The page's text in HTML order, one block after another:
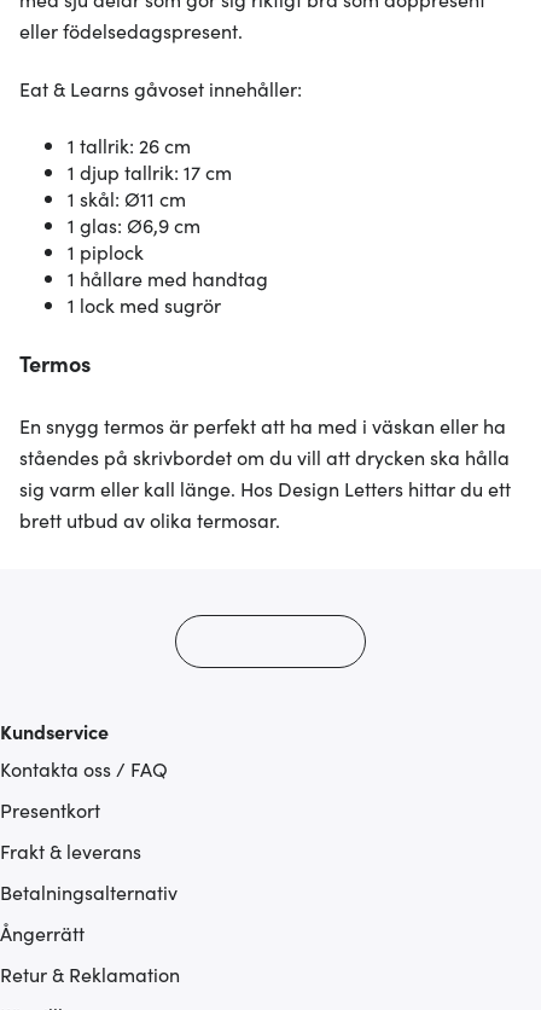
eller födelsedagspresent.
Eat & Learns gåvoset innehåller:
1 tallrik: 26 cm
1 djup tallrik: 17 cm
1 skål: Ø11 cm
1 glas: Ø6,9 cm
1 piplock
1 hållare med handtag
1 lock med sugrör
Termos
En snygg termos är perfekt att ha med i väskan eller ha
ståendes på skrivbordet om du vill att drycken ska hålla
sig varm eller kall länge. Hos Design Letters hittar du ett
brett utbud av olika termosar.
Kundservice
Kontakta oss / FAQ
Presentkort
Frakt & leverans
Betalningsalternativ
Ångerrätt
Retur & Reklamation